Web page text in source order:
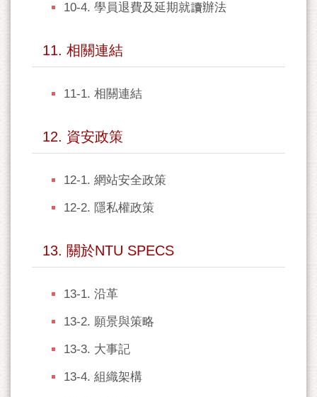
10-4. 學員退費及延期就讀辦法
11. 相關連結
11-1. 相關連結
12. 資安政策
12-1. 網站安全政策
12-2. 隱私權政策
13. 關於NTU SPECS
13-1. 沿革
13-2. 願景與策略
13-3. 大事記
13-4. 組織架構